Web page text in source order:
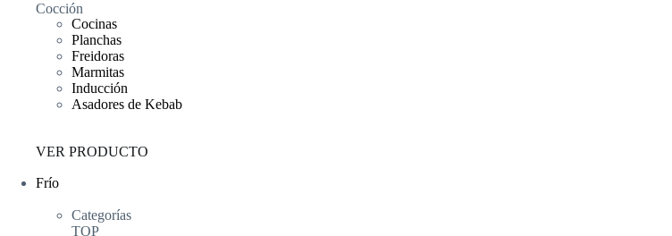
Cocción
Cocinas
Planchas
Freidoras
Marmitas
Inducción
Asadores de Kebab
VER PRODUCTO
Frío
Categorías
TOP